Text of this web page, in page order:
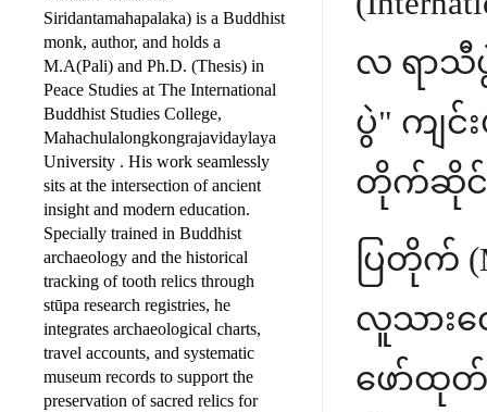
လ ရာသီ
ပွဲ" ကျ
တိုက်ဆိုင်
ပြတိုက်
လူသားတွ
ဖော်ထုတ်
Siridantamahapalaka) is a Buddhist
monk, author, and holds a
M.A(Pali) and Ph.D. (Thesis) in
Peace Studies at The International
Buddhist Studies College,
Mahachulalongkongrajavidaylaya
University . His work seamlessly
sits at the intersection of ancient
insight and modern education.
Specially trained in Buddhist
archaeology and the historical
tracking of tooth relics through
stūpa research registries, he
integrates archaeological charts,
travel accounts, and systematic
museum records to support the
preservation of sacred relics for